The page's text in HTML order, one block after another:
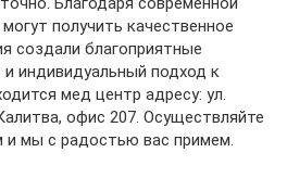
получить качественное
создали благоприятные
индивидуальный подход к
мед центр адресу: ул.
офис 207. Осуществляйте
и мы с радостью вас примем.